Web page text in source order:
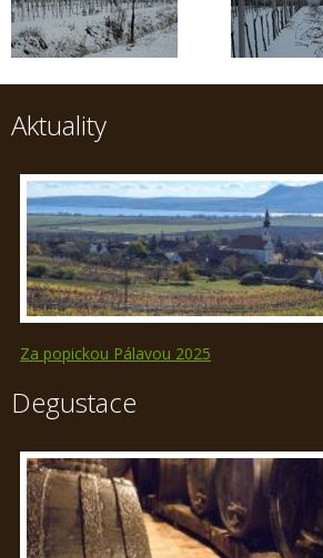
Aktuality
Za popickou Pálavou 2025
Degustace